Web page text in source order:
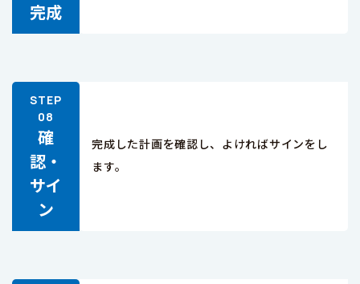
完成
確
認・
サイ
ン
完成した計画を確認し、よければサインをし
ます。